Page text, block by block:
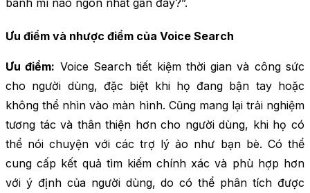
bánh mì nào ngon nhất gần đây?”.
Ưu điểm và nhược điểm của Voice Search
Ưu điểm: Voice Search tiết kiệm thời gian và công sức
cho người dùng, đặc biệt khi họ đang bận tay hoặc
không thể nhìn vào màn hình. Cũng mang lại trải nghiệm
tương tác và thân thiện hơn cho người dùng, khi họ có
thể nói chuyện với các trợ lý ảo như bạn bè. Có thể
cung cấp kết quả tìm kiếm chính xác và phù hợp hơn
với ý định của người dùng, do có thể phân tích được